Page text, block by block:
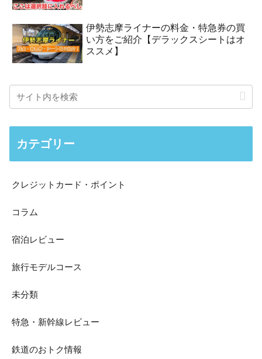
伊勢志摩ライナーの料金・特急券の買
い方をご紹介【デラックスシートはオ
ススメ】
カテゴリー
クレジットカード・ポイント
コラム
宿泊レビュー
旅行モデルコース
未分類
特急・新幹線レビュー
鉄道のおトク情報